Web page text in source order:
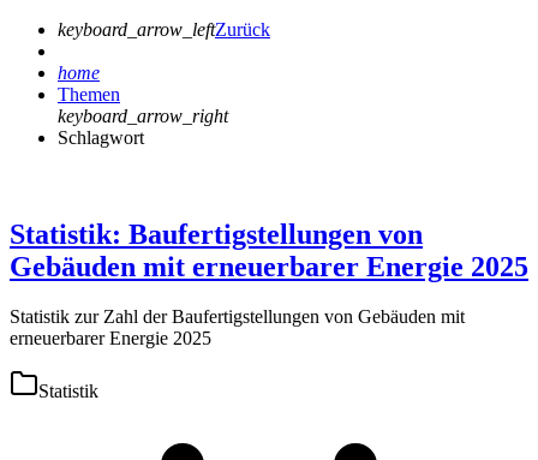
keyboard_arrow_leftZurück
home
Themen
keyboard_arrow_right
Schlagwort
Statistik: Baufertigstellungen von
Gebäuden mit erneuerbarer Energie 2025
Statistik zur Zahl der Baufertigstellungen von Gebäuden mit
erneuerbarer Energie 2025
Statistik